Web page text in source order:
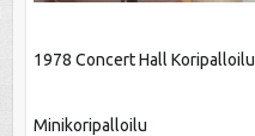
1978 Concert Hall Koripalloilu
Minikoripalloilu